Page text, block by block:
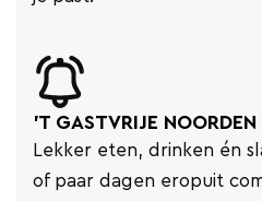
'T GASTVRIJE NOORDEN
Lekker eten, drinken én
of paar dagen eropuit